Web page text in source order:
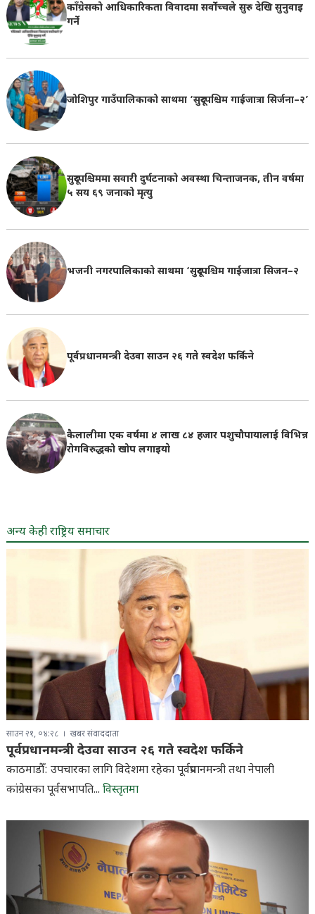
काँग्रेसको आधिकारिकता विवादमा सर्वोच्चले सुरु देखि सुनुवाइ
गर्ने
जोशिपुर गाउँपालिकाको साथमा ‘सुदूरपश्चिम गाईजात्रा सिर्जना–२’
सुदूरपश्चिममा सवारी दुर्घटनाको अवस्था चिन्ताजनक, तीन वर्षमा
५ सय ६९ जनाको मृत्यु
भजनी नगरपालिकाको साथमा ‘सुदूरपश्चिम गाईजात्रा सिजन–२
पूर्वप्रधानमन्त्री देउवा साउन २६ गते स्वदेश फर्किने
कैलालीमा एक वर्षमा ४ लाख ८४ हजार पशुचौपायालाई विभिन्न
रोगविरुद्धको खोप लगाइयाे
अन्य केही राष्ट्रिय समाचार
साउन २१, ०४:२८ खबर संवाददाता
पूर्वप्रधानमन्त्री देउवा साउन २६ गते स्वदेश फर्किने
काठमाडौँ: उपचारका लागि विदेशमा रहेका पूर्वप्रधानमन्त्री तथा नेपाली
कांग्रेसका पूर्वसभापति... विस्तृतमा